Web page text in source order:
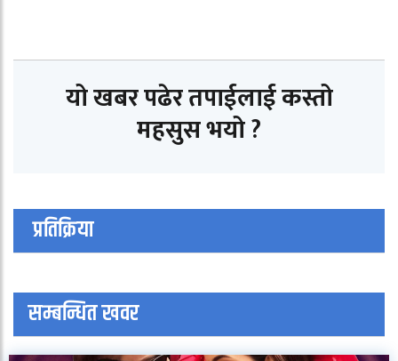
यो खबर पढेर तपाईलाई कस्तो
महसुस भयो ?
प्रतिक्रिया
सम्बन्धित खवर